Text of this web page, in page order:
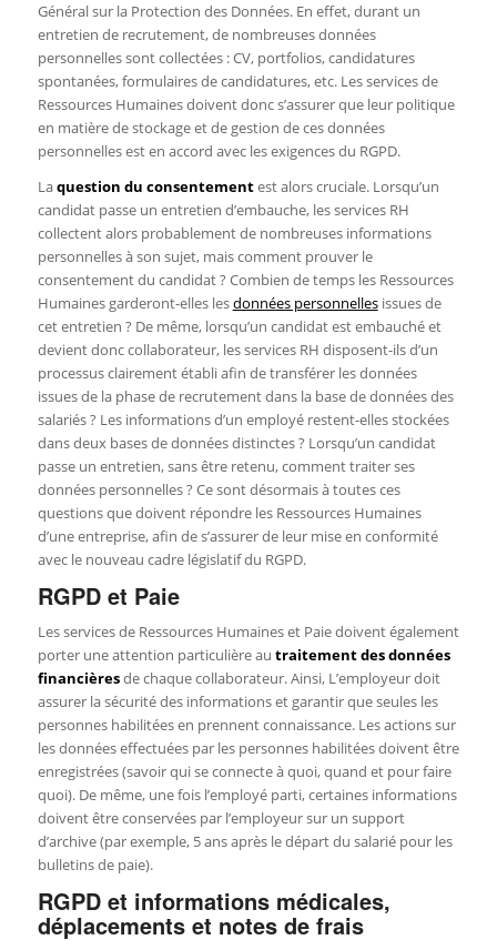
Général sur la Protection des Données. En effet, durant un
entretien de recrutement, de nombreuses données
personnelles sont collectées : CV, portfolios, candidatures
spontanées, formulaires de candidatures, etc. Les services de
Ressources Humaines doivent donc s’assurer que leur politique
en matière de stockage et de gestion de ces données
personnelles est en accord avec les exigences du RGPD.
Laquestion du consentementest alors cruciale. Lorsqu’un
candidat passe un entretien d’embauche, les services RH
collectent alors probablement de nombreuses informations
personnelles à son sujet, mais comment prouver le
consentement du candidat ? Combien de temps les Ressources
Humaines garderont-elles lesdonnées personnellesissues de
cet entretien ? De même, lorsqu’un candidat est embauché et
devient donc collaborateur, les services RH disposent-ils d’un
processus clairement établi afin de transférer les données
issues de la phase de recrutement dans la base de données des
salariés ? Les informations d’un employé restent-elles stockées
dans deux bases de données distinctes ? Lorsqu’un candidat
passe un entretien, sans être retenu, comment traiter ses
données personnelles ? Ce sont désormais à toutes ces
questions que doivent répondre les Ressources Humaines
d’une entreprise, afin de s’assurer de leur mise en conformité
avec le nouveau cadre législatif du RGPD.
RGPD et Paie
Les services de Ressources Humaines et Paie doivent également
porter une attention particulière au traitement des données
financièresde chaque collaborateur. Ainsi, L’employeur doit
assurer la sécurité des informations et garantir que seules les
personnes habilitées en prennent connaissance. Les actions sur
les données effectuées par les personnes habilitées doivent être
enregistrées (savoir qui se connecte à quoi, quand et pour faire
quoi). De même, une fois l’employé parti, certaines informations
doivent être conservées par l’employeur sur un support
d’archive (par exemple, 5 ans après le départ du salarié pour les
bulletins de paie).
RGPD et informations médicales,
déplacements et notes de frais